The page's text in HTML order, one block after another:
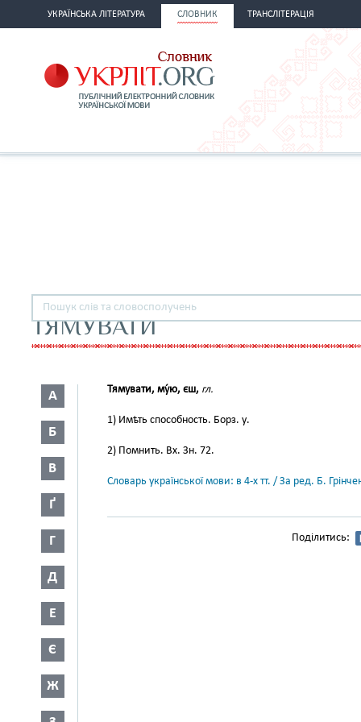
УКРАЇНСЬКА ЛІТЕРАТУРА СЛОВНИК ТРАНСЛІТЕРАЦІЯ
ТЯМУВАТИ
А
Б
В
Ґ
Г
Д
Е
Є
Ж
Тямувати, му́ю, єш, гл.
1) Имѣть способность. Борз. у.
2) Помнить. Вх. Зн. 72.
Словарь української мови: в 4-х тт. / За ред. Б.
Поділитись: